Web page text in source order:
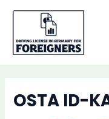
OSTA ID-